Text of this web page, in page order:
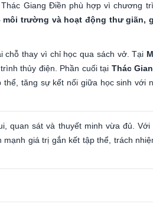
Giang Điền phù hợp vì chương
trường và hoạt động thư giãn,
chỗ thay vì chỉ học qua sách vở. Tại
thủy điện. Phần cuối tại Thác
tăng sự kết nối giữa học sinh với
quan sát và thuyết minh vừa đủ. Với
giá trị gắn kết tập thể, trách